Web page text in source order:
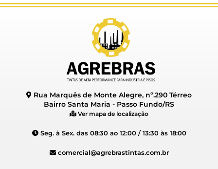
Rua Marquês de Monte Alegre, nº.290 Térreo
Bairro Santa Maria - Passo Fundo/RS
Ver mapa de localização
Seg. à Sex. das 08:30 ao 12:00 / 13:30 às 18:00
comercial@agrebrastintas.com.br